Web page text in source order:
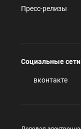
Пресс-релизы
Социальные сети
вконтакте